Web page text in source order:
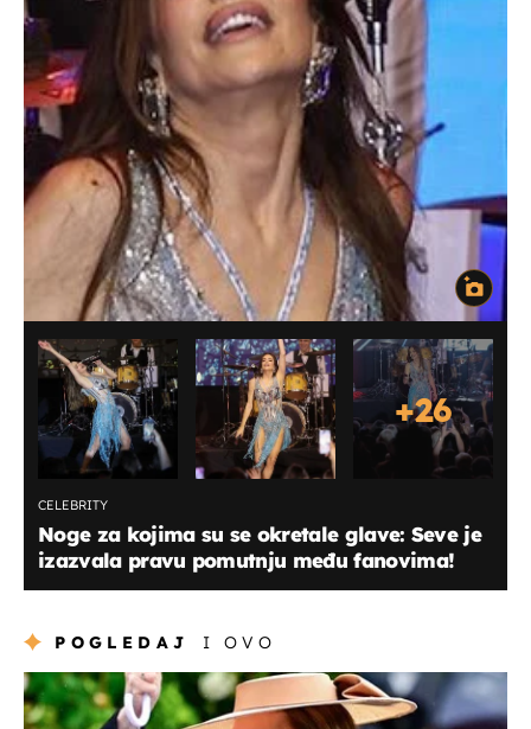
+26
CELEBRITY
Noge za kojima su se okretale glave: Seve je
izazvala pravu pomutnju među fanovima!
POGLEDAJ I OVO